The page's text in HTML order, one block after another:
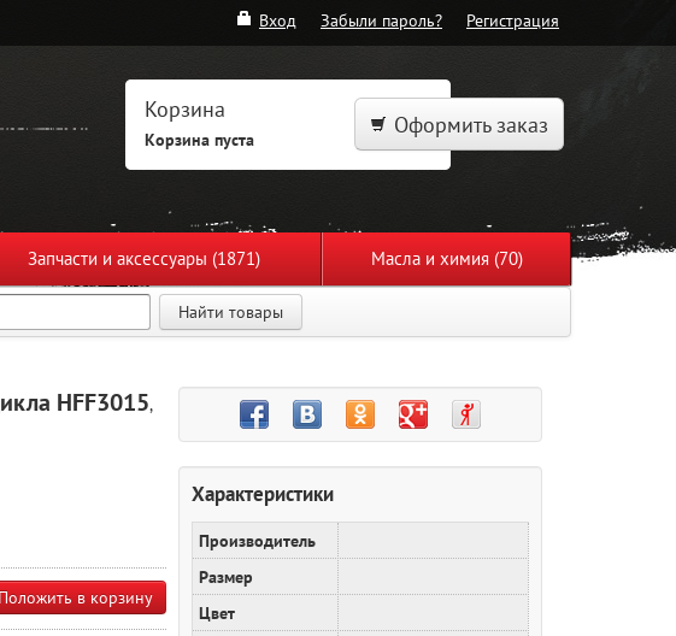
Вход Забыли пароль? Регистрация
Корзина
Корзина пуста
Оформить заказ
Запчасти и аксессуары (1871) Масла и химия (70)
Найти товары
HFF3015,
в корзину
Характеристики
Производитель
Размер
Цвет